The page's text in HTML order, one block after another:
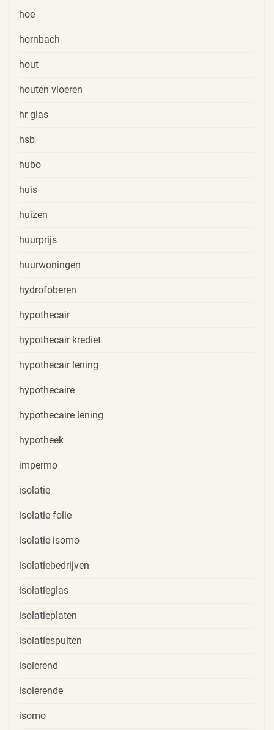
hoe
hornbach
hout
houten vloeren
hr glas
hsb
hubo
huis
huizen
huurprijs
huurwoningen
hydrofoberen
hypothecair
hypothecair krediet
hypothecair lening
hypothecaire
hypothecaire lening
hypotheek
impermo
isolatie
isolatie folie
isolatie isomo
isolatiebedrijven
isolatieglas
isolatieplaten
isolatiespuiten
isolerend
isolerende
isomo